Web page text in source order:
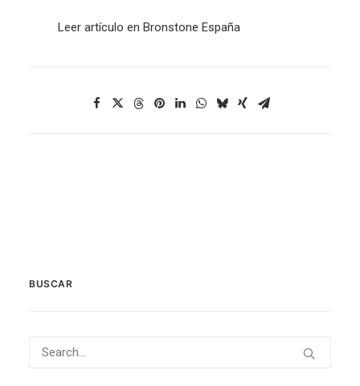
Leer artículo en Bronstone España
BUSCAR